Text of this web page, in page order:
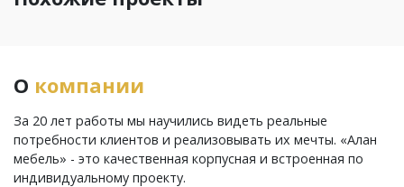
О компании
За 20 лет работы мы научились видеть реальные
потребности клиентов и реализовывать их мечты. «Алан
мебель» - это качественная корпусная и встроенная по
индивидуальному проекту.